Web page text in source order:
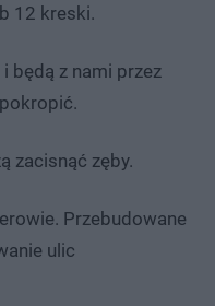
12 kreski.
będą z nami przez
zacisnąć zęby.
Przebudowane
ulic